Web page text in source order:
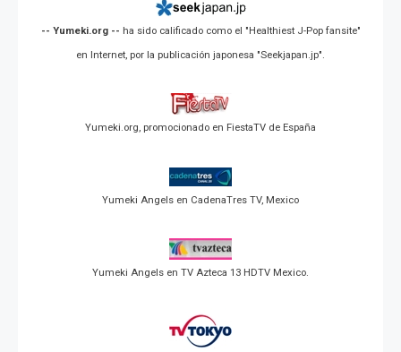
-- Yumeki.org -- ha sido calificado como el "Healthiest J-Pop fansite"
en Internet, por la publicación japonesa "Seekjapan.jp".
Yumeki.org, promocionado en FiestaTV de España
Yumeki Angels en CadenaTres TV, Mexico
Yumeki Angels en TV Azteca 13 HDTV Mexico.